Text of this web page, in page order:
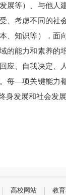
展等）、与他人
、考虑不同的社
、知识等），面
的能力和素养的
应、自我决定、
每—项关键能力
身发展和社会发
高校网站 教